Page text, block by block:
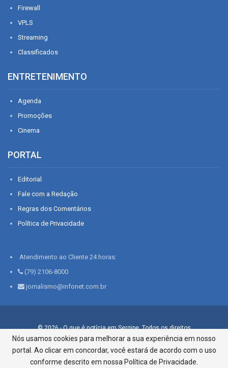
Firewall
VPLS
Streaming
Classificados
ENTRETENIMENTO
Agenda
Promoções
Cinema
PORTAL
Editorial
Fale com a Redação
Regras dos Comentários
Política de Privacidade
Atendimento ao Cliente 24 horas:
(79) 2106-8000
jornalismo@infonet.com.br
© 2026 - O que é notícia em Sergipe. Todos os direitos
reservados.
Infonet - Rua Monsenhor Silveira 276, Bairro São José |
Aracaju-SE, CEP 49015-030, Fone: 79.2106.8000 - CI Centro de
Nós usamos cookies para melhorar a sua experiência em nosso
portal. Ao clicar em concordar, você estará de acordo com o uso
conforme descrito em nossa Política de Privacidade.